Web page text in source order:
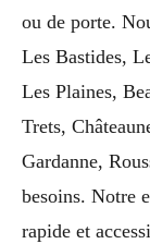
ou de porte.
Les Bastides,
Les Plaines,
Trets,
Gardanne,
besoins. Notre
rapide et